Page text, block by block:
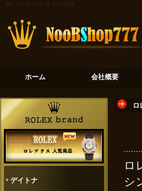
ホーム 会社概要
デイトナ
ロ
ロ
シ